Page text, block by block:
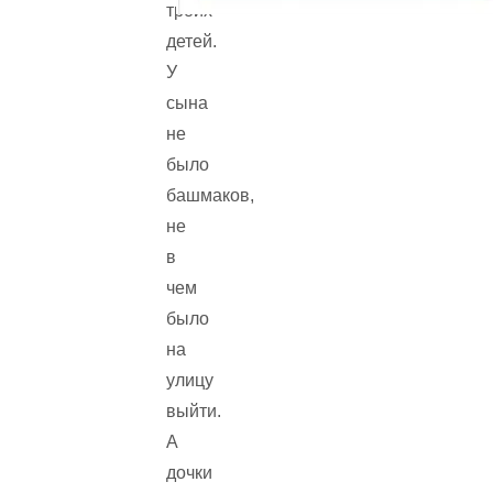
троих
детей.
У
сына
не
было
башмаков,
не
в
чем
было
на
улицу
выйти.
А
дочки